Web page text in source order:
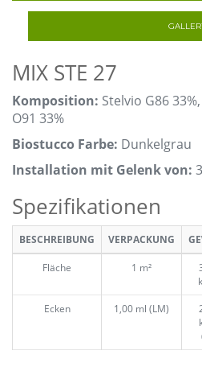
MIX STE 27
Komposition: Stelvio G86
O91 33%
Biostucco Farbe: Dunkelgrau
Installation mit Gelenk von:
Spezifikationen
BESCHREIBUNG VERPACKUNG
Fläche 1 m²
Ecken
1,00 ml (LM)